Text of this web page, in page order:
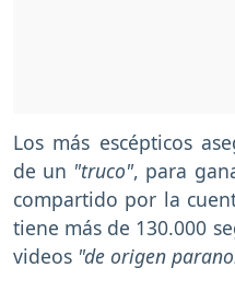
Los más escépticos
de un "truco", para
compartido por la
tiene más de 130.000
videos "de origen